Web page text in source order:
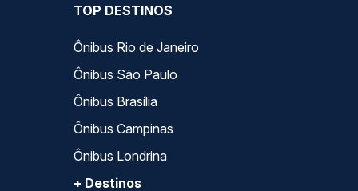
TOP DESTINOS
Ônibus Rio de Janeiro
Ônibus São Paulo
Ônibus Brasília
Ônibus Campinas
Ônibus Londrina
+ Destinos